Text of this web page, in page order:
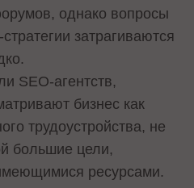
однако вопросы
затрагиваются
SEO-агентств,
бизнес как
трудоустройства, не
большие цели,
ресурсами.